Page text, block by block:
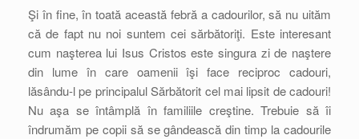
Şi în fine, în toată această febră a cadourilor, să nu uităm
că de fapt nu noi suntem cei sărbătoriţi. Este interesant
cum naşterea lui Isus Cristos este singura zi de naştere
din lume în care oamenii îşi face reciproc cadouri,
lăsându-l pe principalul Sărbătorit cel mai lipsit de cadouri!
Nu aşa se întâmplă în familiile creştine. Trebuie să îi
îndrumăm pe copii să se gândească din timp la cadourile